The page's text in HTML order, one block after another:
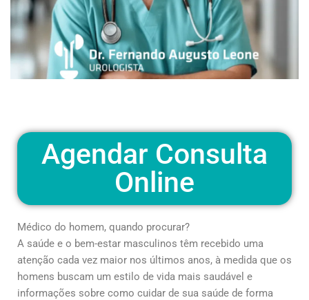
Agendar Consulta
Online
Médico do homem, quando procurar?
A saúde e o bem-estar masculinos têm recebido uma
atenção cada vez maior nos últimos anos, à medida que os
homens buscam um estilo de vida mais saudável e
informações sobre como cuidar de sua saúde de forma